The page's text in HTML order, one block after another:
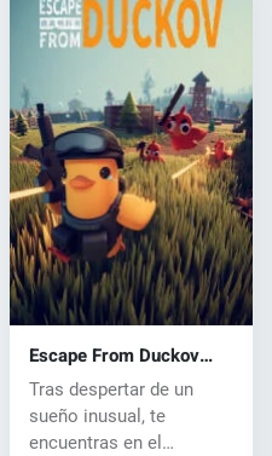
Escape From Duckov
(PC) key
Tras despertar de un
sueño inusual, te
encuentras en el